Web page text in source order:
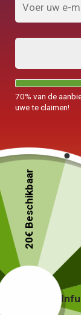
70% van de
uwe te claimen!
20€ Beschikbaar